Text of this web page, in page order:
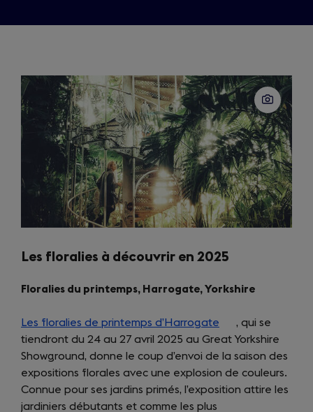
Les floralies à découvrir en 2025
Floralies du printemps, Harrogate, Yorkshire
Les floralies de printemps d’Harrogate (opens
in
a
new
tab)
, qui se
tiendront du 24 au 27 avril 2025 au Great Yorkshire
Showground, donne le coup d’envoi de la saison des
expositions florales avec une explosion de couleurs.
Connue pour ses jardins primés, l’exposition attire les
jardiniers débutants et comme les plus